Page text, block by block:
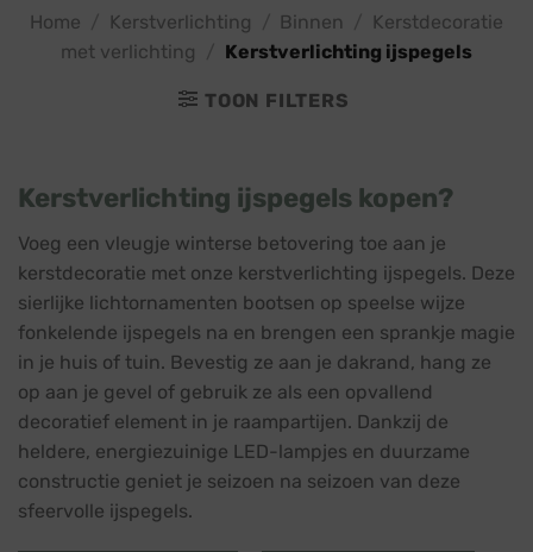
Home Kerstverlichting Binnen
Kerstdecoratie
met verlichting
Kerstverlichting ijspegels
TOON FILTERS
Kerstverlichting ijspegels kopen?
Voeg een vleugje winterse betovering toe aan je
kerstdecoratie met onze kerstverlichting ijspegels. Deze
sierlijke lichtornamenten bootsen op speelse wijze
fonkelende ijspegels na en brengen een sprankje magie
in je huis of tuin. Bevestig ze aan je dakrand, hang ze
op aan je gevel of gebruik ze als een opvallend
decoratief element in je raampartijen. Dankzij de
heldere, energiezuinige LED-lampjes en duurzame
constructie geniet je seizoen na seizoen van deze
sfeervolle ijspegels.